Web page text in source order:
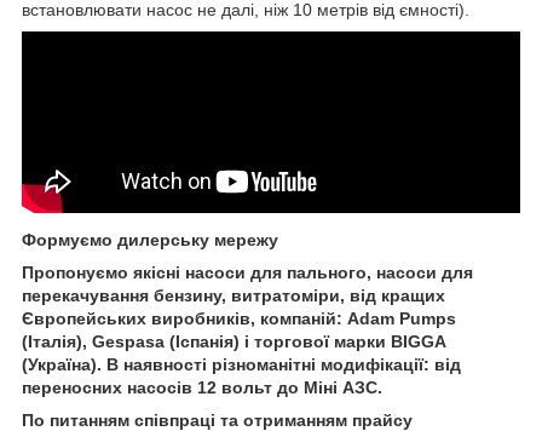
встановлювати насос не далі, ніж 10 метрів від ємності).
Формуємо дилерську мережу
Пропонуємо якісні насоси для пального, насоси для
перекачування бензину, витратоміри, від кращих
Європейських виробників, компаній: Adam Pumps
(Італія), Gespasa (Іспанія) і торгової марки BIGGA
(Україна). В наявності різноманітні модифікації: від
переносних насосів 12 вольт до Міні АЗС.
По питанням співпраці та отриманням прайсу